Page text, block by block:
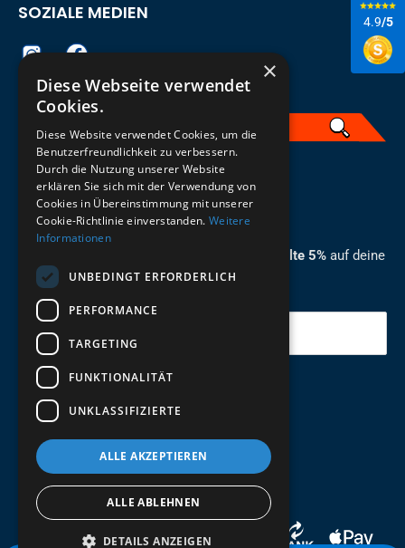
4.9/5
ZUM NEWSLETTER ANMELDEN
Melde dich jetzt zum Newsletter an und erhalte 5% auf deine
erste Bestellung.
Deine Email
Abschicken
SOZIALE MEDIEN
German
×
Diese Webseite verwendet
Cookies.
Diese Website verwendet Cookies, um die
Benutzerfreundlichkeit zu verbessern.
Durch die Nutzung unserer Website
erklären Sie sich mit der Verwendung von
Cookies in Übereinstimmung mit unserer
Cookie-Richtlinie einverstanden. Weitere
Informationen
UNBEDINGT ERFORDERLICH
PERFORMANCE
TARGETING
FUNKTIONALITÄT
UNKLASSIFIZIERTE
ALLE AKZEPTIEREN
ALLE ABLEHNEN
DETAILS ANZEIGEN